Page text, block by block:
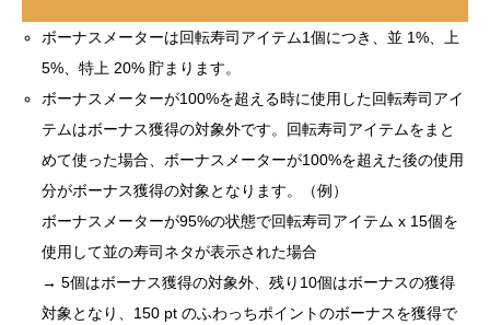
ボーナスメーターは回転寿司アイテム1個につき、並 1%、上
5%、特上 20% 貯まります。
ボーナスメーターが100%を超える時に使用した回転寿司アイ
テムはボーナス獲得の対象外です。回転寿司アイテムをまと
めて使った場合、ボーナスメーターが100%を超えた後の使用
分がボーナス獲得の対象となります。（例）
ボーナスメーターが95%の状態で回転寿司アイテム x 15個を
使用して並の寿司ネタが表示された場合
→ 5個はボーナス獲得の対象外、残り10個はボーナスの獲得
対象となり、150 pt のふわっちポイントのボーナスを獲得で